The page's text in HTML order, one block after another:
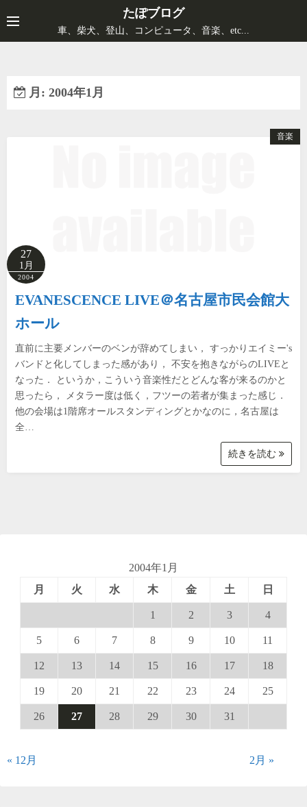
ン
テ
たぽブログ
車、柴犬、登山、コンピュータ、音楽、etc...
月: 2004年1月
音楽
27
1月
2004
EVANESCENCE LIVE＠名古屋市民会館大
ホール
直前に主要メンバーのベンが辞めてしまい， すっかりエイミー's
バンドと化してしまった感があり， 不安を抱きながらのLIVEと
なった． というか，こういう音楽性だとどんな客が来るのかと
思ったら， メタラー度は低く，フツーの若者が集まった感じ．
他の会場は1階席オールスタンディングとかなのに，名古屋は
全…
続きを読む
2004年1月
月
火 水 木 金 土 日
1 2 3 4
5 6 7 8 9 10 11
12 13 14 15 16 17 18
19 20 21 22 23 24 25
26 27 28 29 30 31
« 12月 2月 »